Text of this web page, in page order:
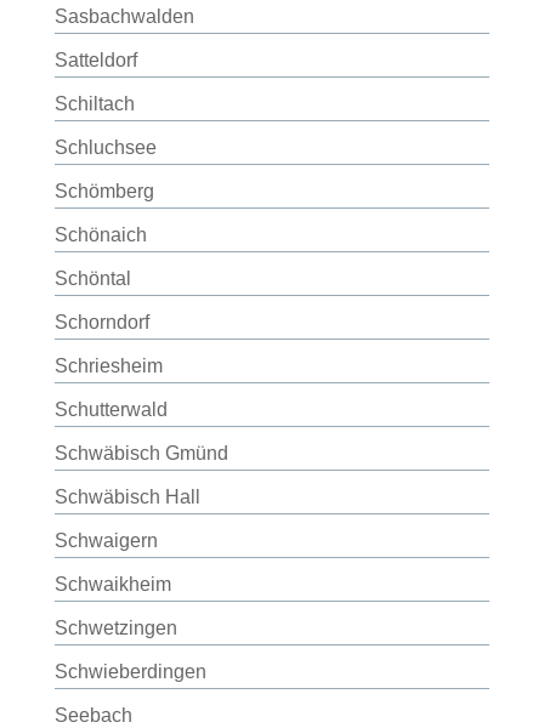
Sasbachwalden
Satteldorf
Schiltach
Schluchsee
Schömberg
Schönaich
Schöntal
Schorndorf
Schriesheim
Schutterwald
Schwäbisch Gmünd
Schwäbisch Hall
Schwaigern
Schwaikheim
Schwetzingen
Schwieberdingen
Seebach